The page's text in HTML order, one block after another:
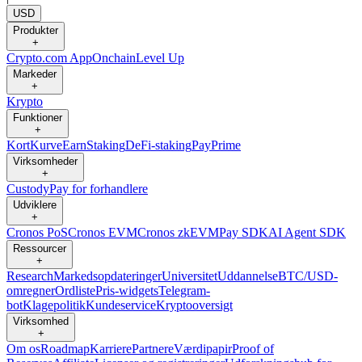
USD
Produkter
+
Crypto.com AppOnchainLevel Up
Markeder
+
Krypto
Funktioner
+
KortKurveEarnStakingDeFi-stakingPayPrime
Virksomheder
+
CustodyPay for forhandlere
Udviklere
+
Cronos PoSCronos EVMCronos zkEVMPay SDKAI Agent SDK
Ressourcer
+
ResearchMarkedsopdateringerUniversitetUddannelseBTC/USD-
omregnerOrdlistePris-widgetsTelegram-
botKlagepolitikKundeserviceKryptooversigt
Virksomhed
+
Om osRoadmapKarrierePartnereVærdipapirProof of